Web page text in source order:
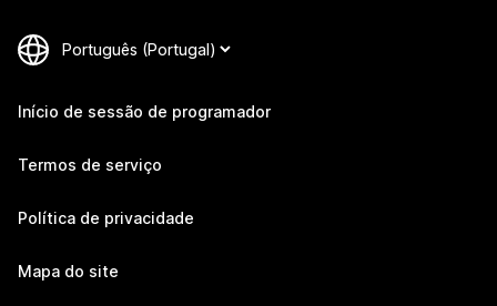
Início de sessão de programador
Termos de serviço
Política de privacidade
Mapa do site